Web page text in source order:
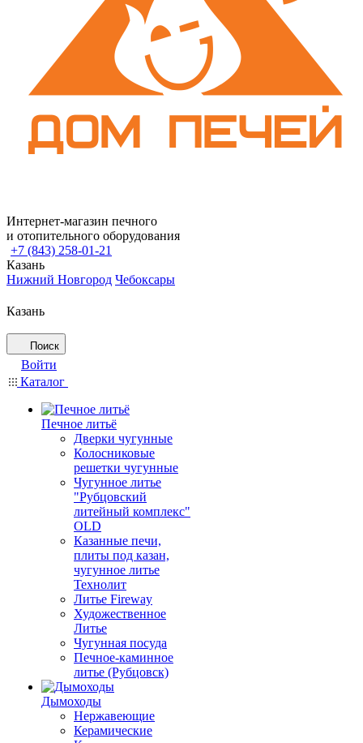
Интернет-магазин печного
и отопительного оборудования
+7 (843) 258-01-21
Казань
Нижний Новгород Чебоксары
Казань
Поиск
Войти
Каталог
Печное литьё
Дверки чугунные
Колосниковые
решетки чугунные
Чугунное литье
"Рубцовский
литейный комплекс"
OLD
Казанные печи,
плиты под казан,
чугунное литье
Технолит
Литье Fireway
Художественное
Литье
Чугунная посуда
Печное-каминное
литье (Рубцовск)
Дымоходы
Нержавеющие
Керамические